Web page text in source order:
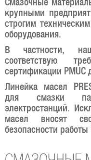
крупными
строгим
оборудования.
В частности,
соответствую
сертификации PMUC
Линейка масел
для смазки
электростанций.
масел вносят
безопасности